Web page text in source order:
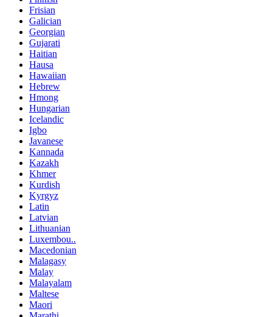
Frisian
Galician
Georgian
Gujarati
Haitian
Hausa
Hawaiian
Hebrew
Hmong
Hungarian
Icelandic
Igbo
Javanese
Kannada
Kazakh
Khmer
Kurdish
Kyrgyz
Latin
Latvian
Lithuanian
Luxembou..
Macedonian
Malagasy
Malay
Malayalam
Maltese
Maori